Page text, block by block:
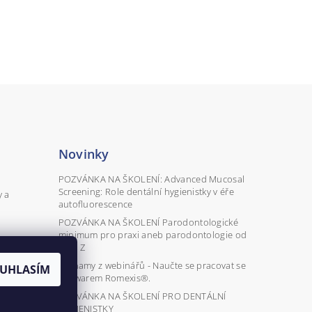
a
Novinky
POZVÁNKA NA ŠKOLENÍ: Advanced Mucosal
Screening: Role dentální hygienistky v éře
autofluorescence
POZVÁNKA NA ŠKOLENÍ Parodontologické
minimum pro praxi aneb parodontologie od
A do Z
Záznamy z webinářů - Naučte se pracovat se
softwarem Romexis®.
POZVÁNKA NA ŠKOLENÍ PRO DENTÁLNÍ
HYGIENISTKY